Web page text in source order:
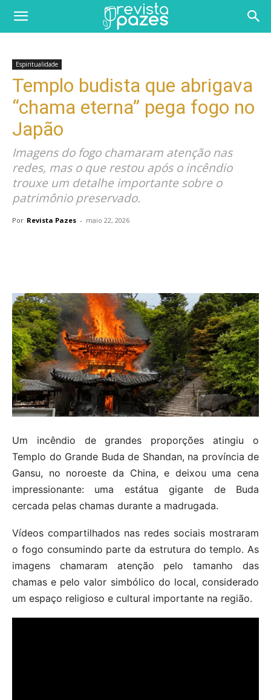
Espiritualidade
Templo budista que abrigava
“chama eterna” pega fogo no
Japão
Imagens do fogo chamaram atenção nas
redes, mas o que restou após o incêndio
trouxe um detalhe importante sobre o
patrimônio preservado.
Por Revista Pazes - maio 22, 2026
Um incêndio de grandes proporções atingiu o
Templo do Grande Buda de Shandan, na província de
Gansu, no noroeste da China, e deixou uma cena
impressionante: uma estátua gigante de Buda
cercada pelas chamas durante a madrugada.
Vídeos compartilhados nas redes sociais mostraram
o fogo consumindo parte da estrutura do templo. As
imagens chamaram atenção pelo tamanho das
chamas e pelo valor simbólico do local, considerado
um espaço religioso e cultural importante na região.